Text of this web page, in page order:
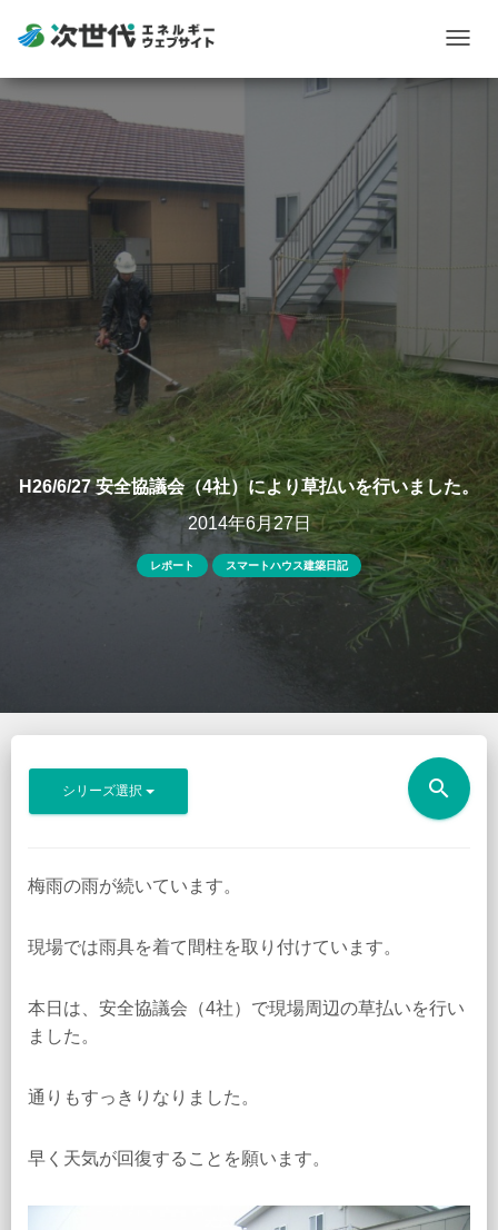
H26/6/27 安全協議会（4社）により草払いを行いました。
2014年6月27日
レポート スマートハウス建築日記
シリーズ選択 search
梅雨の雨が続いています。
現場では雨具を着て間柱を取り付けています。
本日は、安全協議会（4社）で現場周辺の草払いを行い
ました。
通りもすっきりなりました。
早く天気が回復することを願います。